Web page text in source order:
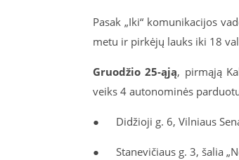
Pasak „Iki“ komunikacijos
metu ir pirkėjų lauks iki 18
Gruodžio 25-ąją, pirmąją
veiks 4 autonominės
● Didžioji g. 6, Vilniaus
● Stanevičiaus g. 3, šalia